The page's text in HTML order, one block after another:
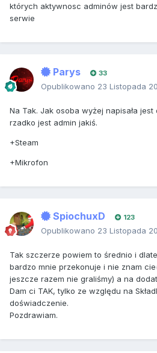
których aktywnosc adminów jest
serwie
Parys 33
Opublikowano 23 Listopada
Na Tak. Jak osoba wyżej napisała
rzadko jest admin jakiś.
+Steam
+Mikrofon
SpiochuxD 123
Opublikowano 23 Listopada
Tak szczerze powiem to średnio i
bardzo mnie przekonuje i nie znam
jeszcze razem nie graliśmy) a na
Dam ci TAK, tylko ze względu na
doświadczenie.
Pozdrawiam.